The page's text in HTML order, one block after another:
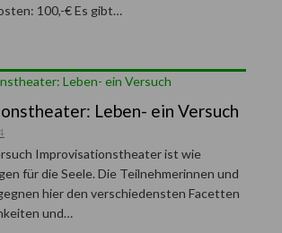
100,-€ Es gibt…
Leben- ein Versuch
Improvisationstheater ist wie
für die Seele. Die Teilnehmerinnen und
hier den verschiedensten Facetten
und…